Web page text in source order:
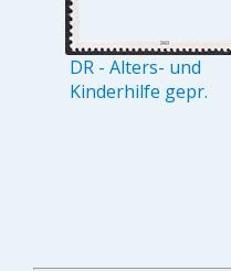
DR - Alters- und
Kinderhilfe gepr.